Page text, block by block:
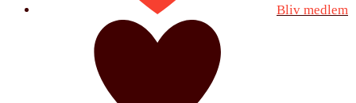
Bliv medlem